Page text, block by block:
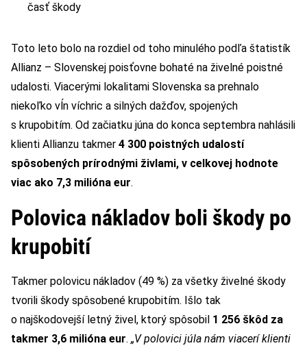
časť škody
Toto leto bolo na rozdiel od toho minulého podľa štatistík
Allianz – Slovenskej poisťovne bohaté na živelné poistné
udalosti. Viacerými lokalitami Slovenska sa prehnalo
niekoľko vĺn víchric a silných dažďov, spojených
s krupobitím. Od začiatku júna do konca septembra nahlásili
klienti Allianzu takmer 4 300 poistných udalostí
spôsobených prírodnými živlami, v celkovej hodnote
viac ako 7,3 milióna eur.
Polovica nákladov boli škody po
krupobití
Takmer polovicu nákladov (49 %) za všetky živelné škody
tvorili škody spôsobené krupobitím. Išlo tak
o najškodovejší letný živel, ktorý spôsobil 1 256 škôd za
takmer 3,6 milióna eur. „V polovici júla nám viacerí klienti